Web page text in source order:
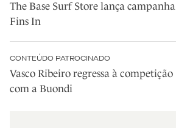
The Base Surf Store lança campanha
Fins In
CONTEÚDO PATROCINADO
Vasco Ribeiro regressa à competição
com a Buondi